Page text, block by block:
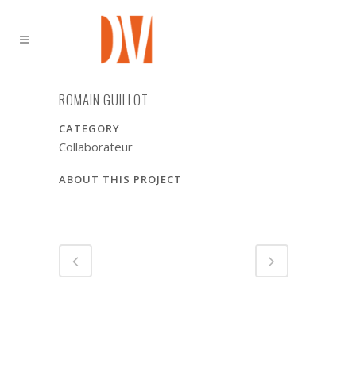
ROMAIN GUILLOT
CATEGORY
Collaborateur
ABOUT THIS PROJECT